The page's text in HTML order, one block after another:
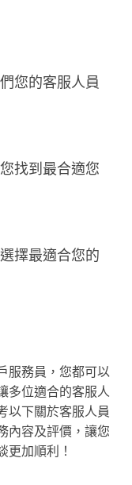
您的客服人員
找到最合適您
擇最適合您的
服務員，您都可以
多位適合的客服人
以下關於客服人員
內容及評價，讓您
更加順利！